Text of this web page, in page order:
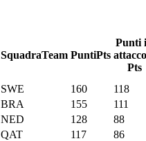
SquadraTeam PuntiPts
Punti
attacco
Pts
SWE 160
118
BRA 155
111
NED 128
88
QAT 117
86